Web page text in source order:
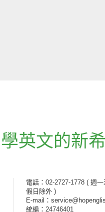
學英文的新
電話：02-2727-1778 ( 週一
假日除外 )
E-mail：
統編：24746401